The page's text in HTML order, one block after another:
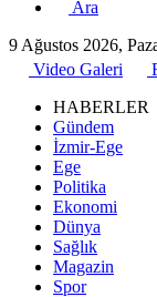
Ara
9 Ağustos 2026,
Video Galeri
HABERLER
Gündem
İzmir-Ege
Ege
Politika
Ekonomi
Dünya
Sağlık
Magazin
Spor